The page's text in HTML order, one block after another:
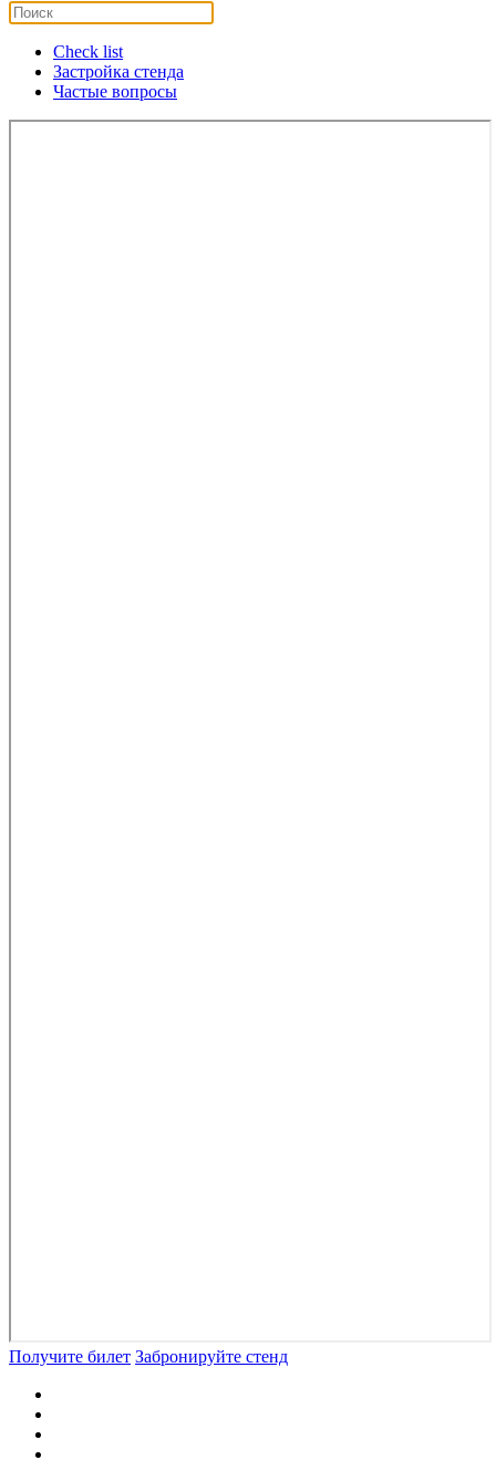
Check list
Застройка стенда
Частые вопросы
Получите билет Забронируйте стенд